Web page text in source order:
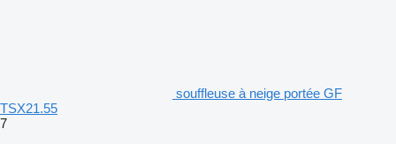
souffleuse à neige portée GF
TSX21.55
7